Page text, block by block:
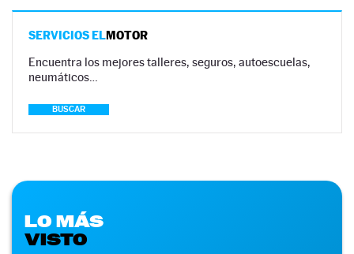
SERVICIOS ELMOTOR
Encuentra los mejores talleres, seguros, autoescuelas,
neumáticos…
BUSCAR
LO MÁS
VISTO